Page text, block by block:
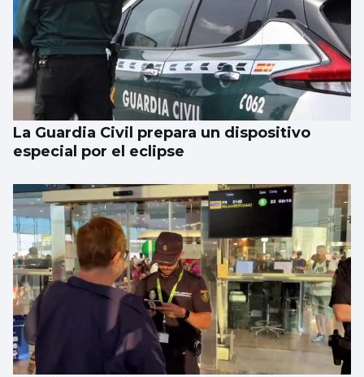
La Guardia Civil prepara un dispositivo
especial por el eclipse